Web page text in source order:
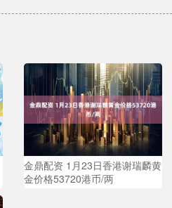
金鼎配资 1月23日香港谢瑞麟黄
金价格53720港币/两